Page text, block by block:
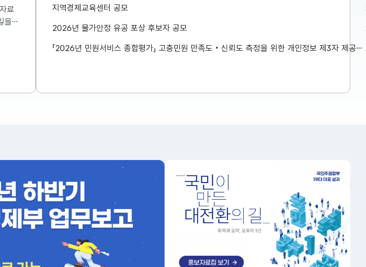
료
을
신 관계장관회의 개최
구윤철 부총리 겸 재정경제부장관은
비상경제본부 회의 겸 경제·구조혁신
차 소재·부품·장비 경쟁력강화위원회
지역경제교육센터 공모
2026년 물가안정 유공 포상 후보자 공모
「2026년 민원서비스 종합평가」 고충민원 만족도‧신뢰도 측정을 위한 개인정보 제3자 제공사항 공고
알림판